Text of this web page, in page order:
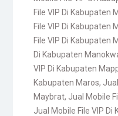
File VIP Di Kabupaten
File VIP Di Kabupaten
File VIP Di Kabupaten
Di Kabupaten
VIP Di Kabupaten
Kabupaten Maros,
Maybrat, Jual Mobile
Jual Mobile File VIP